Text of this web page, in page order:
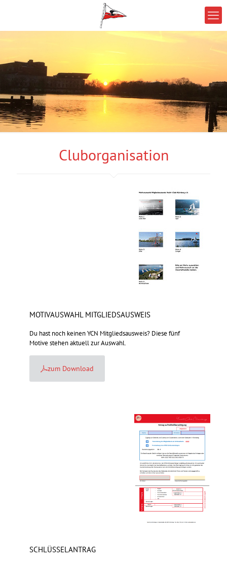
Cluborganisation
MOTIVAUSWAHL MITGLIEDSAUSWEIS
Du hast noch keinen YCN Mitgliedsausweis? Diese fünf
Motive stehen aktuell zur Auswahl.
zum Download
SCHLÜSSELANTRAG